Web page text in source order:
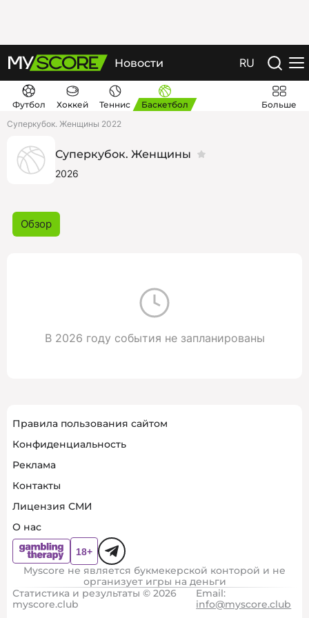
Новости RU
Футбол Хоккей Теннис Баскетбол
Больше
Суперкубок. Женщины 2022
Суперкубок. Женщины
2026
Обзор
В 2026 году события не запланированы
Правила пользования сайтом
Конфиденциальность
Реклама
Контакты
Лицензия СМИ
О нас
Myscore не является букмекерской конторой и не
организует игры на деньги
Статистика и результаты © 2026
myscore.club
Email:
info@myscore.club